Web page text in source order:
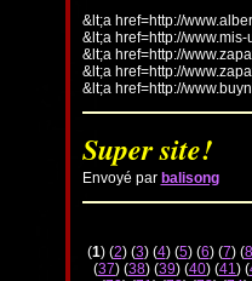
&lt;a href=http://
&lt;a href=http://
&lt;a href=http://
&lt;a href=http://
&lt;a href=http://
Super site!
Envoyé par balisong
(1) (2) (3) (4) (5) (6) (7) (8
(37) (38) (39) (40) (41) (